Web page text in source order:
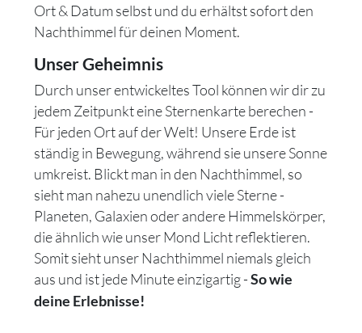
Ort & Datum selbst und du erhältst sofort den
Nachthimmel für deinen Moment.
Unser Geheimnis
Durch unser entwickeltes Tool können wir dir zu
jedem Zeitpunkt eine Sternenkarte berechen -
Für jeden Ort auf der Welt! Unsere Erde ist
ständig in Bewegung, während sie unsere Sonne
umkreist. Blickt man in den Nachthimmel, so
sieht man nahezu unendlich viele Sterne -
Planeten, Galaxien oder andere Himmelskörper,
die ähnlich wie unser Mond Licht reflektieren.
Somit sieht unser Nachthimmel niemals gleich
aus und ist jede Minute einzigartig -So wie
deine Erlebnisse!